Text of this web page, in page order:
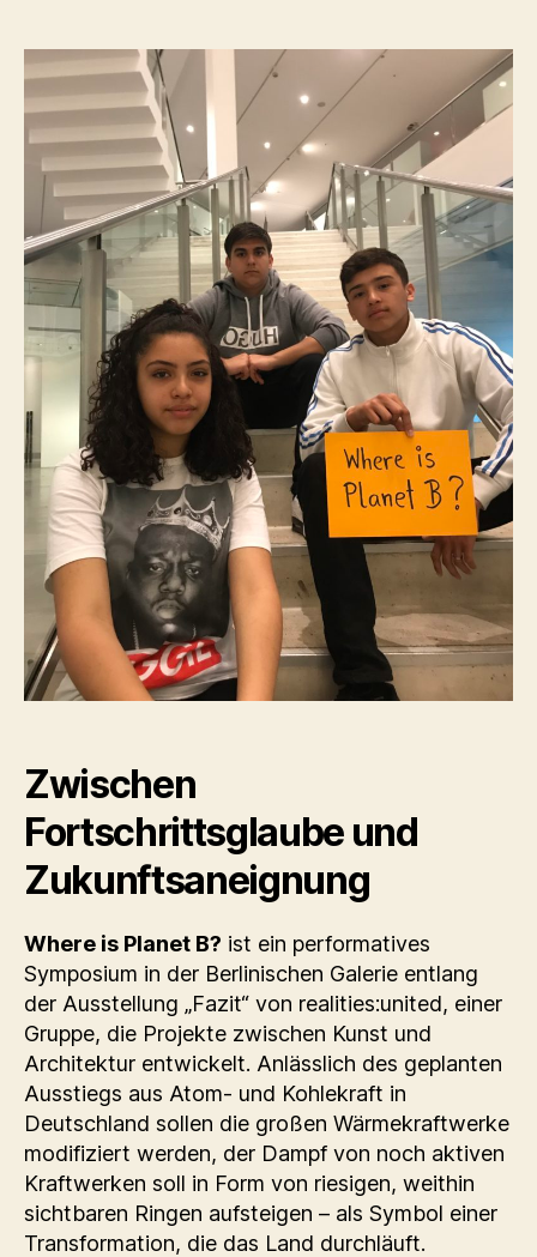
Zwischen
Fortschrittsglaube und
Zukunftsaneignung
Where is Planet B? ist ein performatives
Symposium in der Berlinischen Galerie entlang
der Ausstellung „Fazit“ von realities:united, einer
Gruppe, die Projekte zwischen Kunst und
Architektur entwickelt. Anlässlich des geplanten
Ausstiegs aus Atom- und Kohlekraft in
Deutschland sollen die großen Wärmekraftwerke
modifiziert werden, der Dampf von noch aktiven
Kraftwerken soll in Form von riesigen, weithin
sichtbaren Ringen aufsteigen – als Symbol einer
Transformation, die das Land durchläuft.